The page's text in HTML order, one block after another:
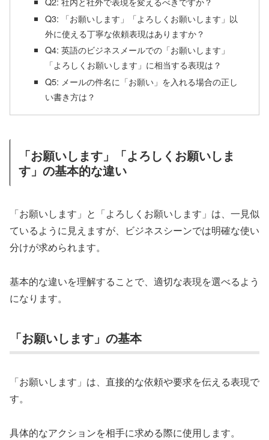
Q3: 「お願いします」「よろしくお願いします」以
外に使える丁寧な依頼表現はありますか？
Q4: 英語のビジネスメールでの「お願いします」
「よろしくお願いします」に相当する表現は？
Q5: メールの件名に「お願い」を入れる場合の正し
い書き方は？
「お願いします」「よろしくお願いしま
す」の基本的な違い
「お願いします」と「よろしくお願いします」は、一見似
ているように見えますが、ビジネスシーンでは明確な使い
分けが求められます。
基本的な違いを理解することで、適切な表現を選べるよう
になります。
「お願いします」の基本
「お願いします」は、直接的な依頼や要求を伝える表現で
す。
具体的なアクションを相手に求める際に使用します。